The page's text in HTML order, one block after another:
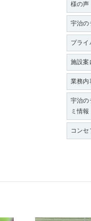
様の声
宇治の
プライ
施設案
業務内
宇治の
ミ情報
コンセ